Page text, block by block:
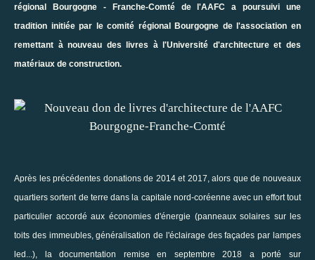
régional Bourgogne - Franche-Comté de l'AAFC a poursuivi une
tradition initiée par le comité régional Bourgogne de l'association en
remettant à nouveau des livres à l'Université d'architecture et des
matériaux de construction.
Après les précédentes donations de 2014et 2017 , alors que de nouveaux
quartiers sortent de terre dans la capitale nord-coréenne avec un effort tout
particulier accordé aux économies d'énergie (panneaux solaires sur les
toits des immeubles, généralisation de l'éclairage des façades par lampes
led...), la documentation remise en septembre 2018 a porté sur